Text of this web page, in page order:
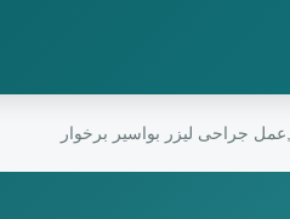
جراحی لیزر بواسیر برخوار